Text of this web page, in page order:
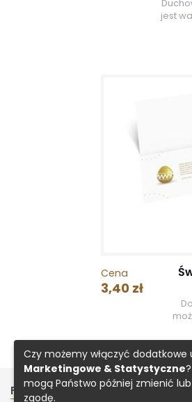
jest
Cena
3,40 zł
FIRMA INNE
Czy możemy włączyć dodatkowe
Marketingowe & Statystyczne
mogą Państwo później zmienić
zgodę.